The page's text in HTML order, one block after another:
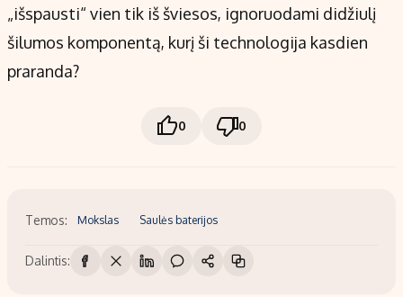
„išspausti“ vien tik iš šviesos, ignoruodami didžiulį
šilumos komponentą, kurį ši technologija kasdien
praranda?
0 0
Temos: Mokslas Saulės baterijos
Dalintis: